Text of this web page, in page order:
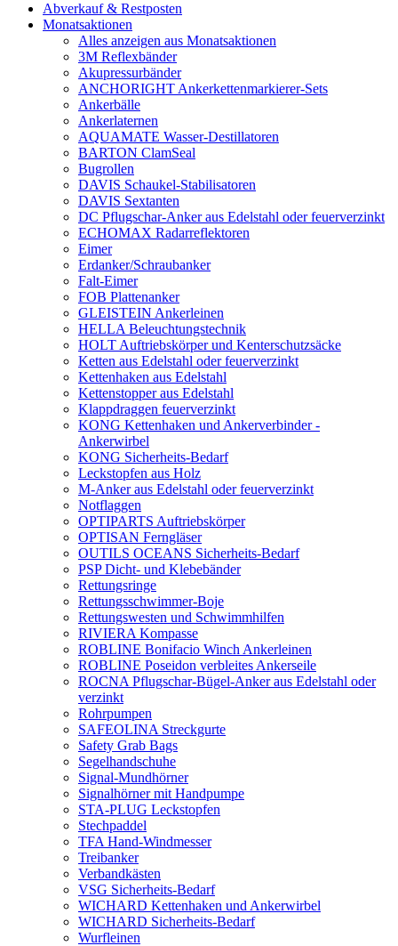
Abverkauf & Restposten
Monatsaktionen
Alles anzeigen aus Monatsaktionen
3M Reflexbänder
Akupressurbänder
ANCHORIGHT Ankerkettenmarkierer-Sets
Ankerbälle
Ankerlaternen
AQUAMATE Wasser-Destillatoren
BARTON ClamSeal
Bugrollen
DAVIS Schaukel-Stabilisatoren
DAVIS Sextanten
DC Pflugschar-Anker aus Edelstahl oder feuerverzinkt
ECHOMAX Radarreflektoren
Eimer
Erdanker/Schraubanker
Falt-Eimer
FOB Plattenanker
GLEISTEIN Ankerleinen
HELLA Beleuchtungstechnik
HOLT Auftriebskörper und Kenterschutzsäcke
Ketten aus Edelstahl oder feuerverzinkt
Kettenhaken aus Edelstahl
Kettenstopper aus Edelstahl
Klappdraggen feuerverzinkt
KONG Kettenhaken und Ankerverbinder -
Ankerwirbel
KONG Sicherheits-Bedarf
Leckstopfen aus Holz
M-Anker aus Edelstahl oder feuerverzinkt
Notflaggen
OPTIPARTS Auftriebskörper
OPTISAN Ferngläser
OUTILS OCEANS Sicherheits-Bedarf
PSP Dicht- und Klebebänder
Rettungsringe
Rettungsschwimmer-Boje
Rettungswesten und Schwimmhilfen
RIVIERA Kompasse
ROBLINE Bonifacio Winch Ankerleinen
ROBLINE Poseidon verbleites Ankerseile
ROCNA Pflugschar-Bügel-Anker aus Edelstahl oder
verzinkt
Rohrpumpen
SAFEOLINA Streckgurte
Safety Grab Bags
Segelhandschuhe
Signal-Mundhörner
Signalhörner mit Handpumpe
STA-PLUG Leckstopfen
Stechpaddel
TFA Hand-Windmesser
Treibanker
Verbandkästen
VSG Sicherheits-Bedarf
WICHARD Kettenhaken und Ankerwirbel
WICHARD Sicherheits-Bedarf
Wurfleinen